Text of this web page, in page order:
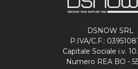
DSNOW SRL
P.IVA/C.F.:
Capitale Sociale i.v.
Numero REA BO -